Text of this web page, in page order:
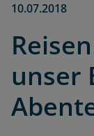
10.07.2018
unser